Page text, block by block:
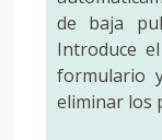
de baja
Introduce
formulario
eliminar los